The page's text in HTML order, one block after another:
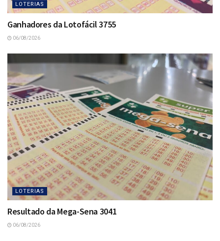
LOTERIAS
Ganhadores da Lotofácil 3755
06/08/2026
LOTERIAS
Resultado da Mega-Sena 3041
06/08/2026